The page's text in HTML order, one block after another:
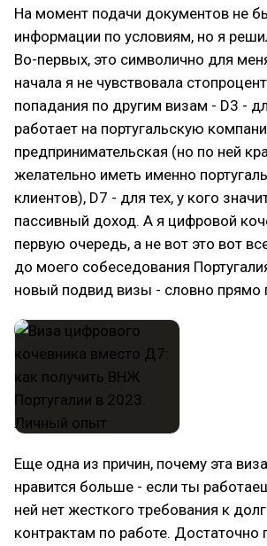
На момент подачи документов не
информации по условиям, но я
Во-первых, это символично для
начала я не чувствовала
попадания по другим визам - D3 -
работает на португальскую
предпринимательская (но по ней
желательно иметь именно
клиентов), D7 - для тех, у кого
пассивный доход. А я цифровой
первую очередь, а не вот это вот
до моего собеседования
новый подвид визы - словно прямо
Еще одна из причин, почему эта
нравится больше - если ты
ней нет жесткого требования к
контрактам по работе. Достаточно